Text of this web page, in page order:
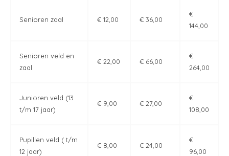
Senioren zaal € 12,00 € 36,00
€
144,00
Senioren veld en
zaal
€ 22,00 € 66,00
€
264,00
Junioren veld (13
t/m 17 jaar)
€ 9,00 € 27,00
€
108,00
Pupillen veld ( t/m
12 jaar)
€ 8,00 € 24,00
€
96,00